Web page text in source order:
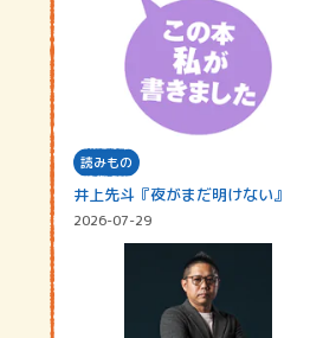
読みもの
井上先斗『夜がまだ明けない』
2026-07-29